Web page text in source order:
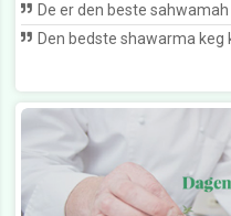
De er den beste sahwamah i hele mit liv og man kan smage kød til en
Den bedste shawarma keg